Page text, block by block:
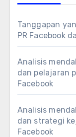
Tanggapan
PR Facebook
Analisis
dan pelajaran
Facebook
Analisis
dan strategi
Facebook